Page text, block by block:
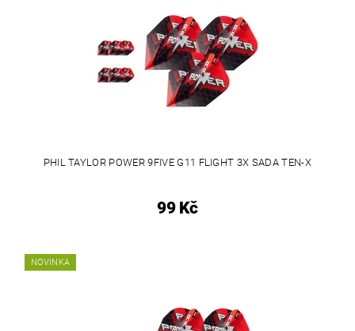
PHIL TAYLOR POWER 9FIVE G11 FLIGHT 3X SADA TEN-X
99 Kč
NOVINKA